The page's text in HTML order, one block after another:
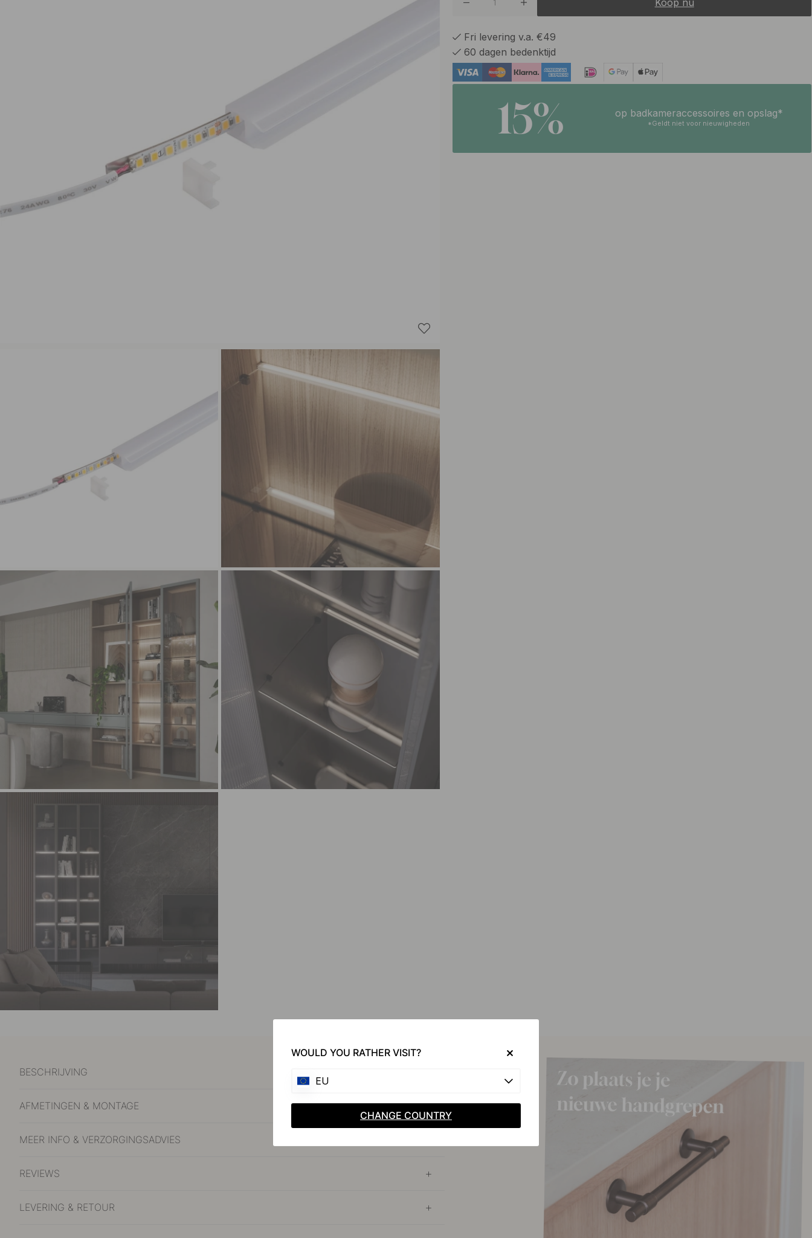
Koop nu
Fri levering v.a. €49
60 dagen bedenktijd
15% op badkameraccessoires en opslag*
*Geldt niet voor nieuwigheden
BESCHRIJVING
AFMETINGEN & MONTAGE
MEER INFO & VERZORGINGSADVIES
REVIEWS
LEVERING & RETOUR
WOULD YOU RATHER VISIT?
EU
CHANGE COUNTRY